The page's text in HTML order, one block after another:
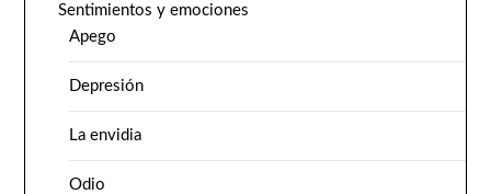
Sentimientos y emociones
Apego
Depresión
La envidia
Odio